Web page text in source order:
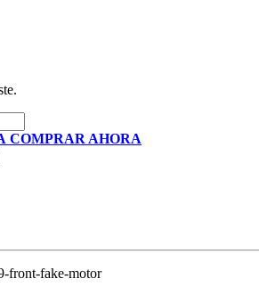
COMPRAR AHORA
front-fake-motor